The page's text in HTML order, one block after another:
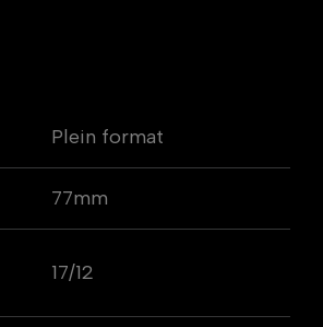
Plein format
77mm
17/12